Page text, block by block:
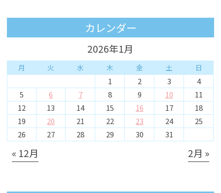
カレンダー
2026年1月
月 火 水 木 金 土 日
1 2 3
4
5
6 7 8 9 10
11
12
13 14 15 16 17
18
19
20 21 22 23 24
25
26
27 28 29 30 31
« 12月 2月 »